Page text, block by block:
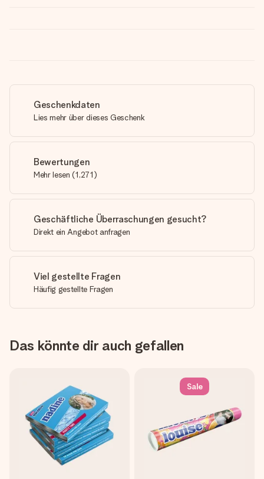
Geschenkdaten
Lies mehr über dieses Geschenk
Bewertungen
Mehr lesen (1,271)
Geschäftliche Überraschungen gesucht?
Direkt ein Angebot anfragen
Viel gestellte Fragen
Häufig gestellte Fragen
Das könnte dir auch gefallen
Sale